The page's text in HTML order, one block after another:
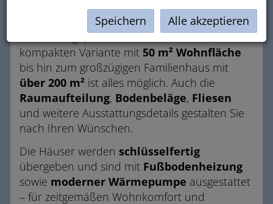
Das angebotene Haus kann vollständig
individuell geplant werden: Von der
kompakten Variante mit 50 m² Wohnfläche
bis hin zum großzügigen Familienhaus mit
über 200 m² ist alles möglich. Auch die
Raumaufteilung, Bodenbeläge, Fliesen
und weitere Ausstattungsdetails gestalten Sie
nach Ihren Wünschen.
Die Häuser werden schlüsselfertig
übergeben und sind mit Fußbodenheizung
sowie moderner Wärmepumpe ausgestattet
– für zeitgemäßen Wohnkomfort und
Speichern Alle akzeptieren